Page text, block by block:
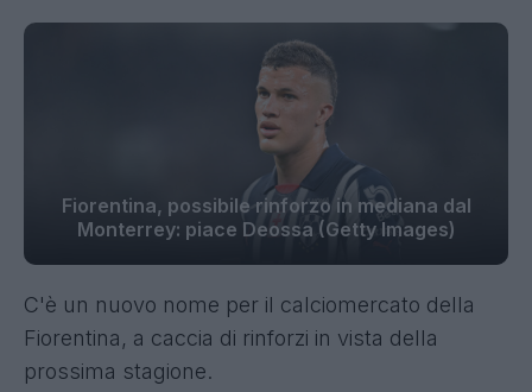
Fiorentina, possibile rinforzo in mediana dal
Monterrey: piace Deossa (Getty Images)
C'è un nuovo nome per il calciomercato della
Fiorentina, a caccia di rinforzi in vista della
prossima stagione.